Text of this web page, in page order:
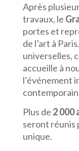
Après
travaux, le
portes et
de l’art à
universelles,
accueille à
l’événement
Plus de 2 000
seront réunis
unique.